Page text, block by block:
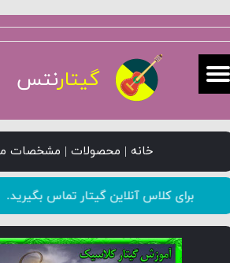
حساب کاربری من
تغییر گذر واژه
خروج از حساب کاربری
گیتارنتس
خانه | محصولات | مشخصات
​​​​​​​برای کلاس آنلاین گیتار تماس بگیرید.